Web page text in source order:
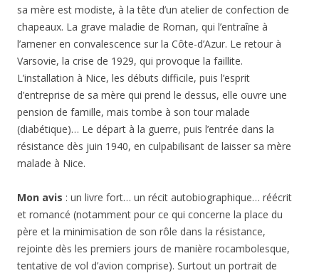
sa mère est modiste, à la tête d’un atelier de confection de
chapeaux. La grave maladie de Roman, qui l’entraîne à
l’amener en convalescence sur la Côte-d’Azur. Le retour à
Varsovie, la crise de 1929, qui provoque la faillite.
L’installation à Nice, les débuts difficile, puis l’esprit
d’entreprise de sa mère qui prend le dessus, elle ouvre une
pension de famille, mais tombe à son tour malade
(diabétique)… Le départ à la guerre, puis l’entrée dans la
résistance dès juin 1940, en culpabilisant de laisser sa mère
malade à Nice.
Mon avis : un livre fort… un récit autobiographique… réécrit
et romancé (notamment pour ce qui concerne la place du
père et la minimisation de son rôle dans la résistance,
rejointe dès les premiers jours de manière rocambolesque,
tentative de vol d’avion comprise). Surtout un portrait de